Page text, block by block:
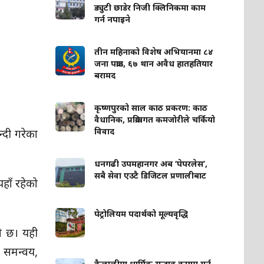
गरेका
रहेको
छ। यही
समन्वय,
ड्युटी छाडेर निजी क्लिनिकमा काम
गर्न नपाइने
तीन महिनाको विशेष अभियानमा ८४
जना पक्राउ, ६७ थान अवैध हातहतियार
बरामद
कृष्णपुरको साल काठ प्रकरण: काठ
वैधानिक, प्रक्रियागत कमजोरीले चर्कियो
विवाद
धनगढी उपमहानगर अब ‘पेपरलेस’,
सबै सेवा एउटै डिजिटल प्रणालीबाट
पेट्रोलियम पदार्थको मूल्यवृद्धि